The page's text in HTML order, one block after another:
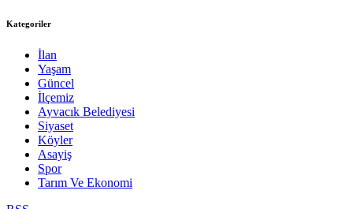
Kategoriler
İlan
Yaşam
Güncel
İlçemiz
Ayvacık Belediyesi
Siyaset
Köyler
Asayiş
Spor
Tarım Ve Ekonomi